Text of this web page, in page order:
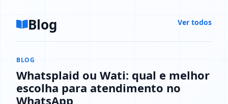
Blog Ver todos
BLOG
Whatsplaid ou Wati: qual e melhor
escolha para atendimento no
WhatsApp